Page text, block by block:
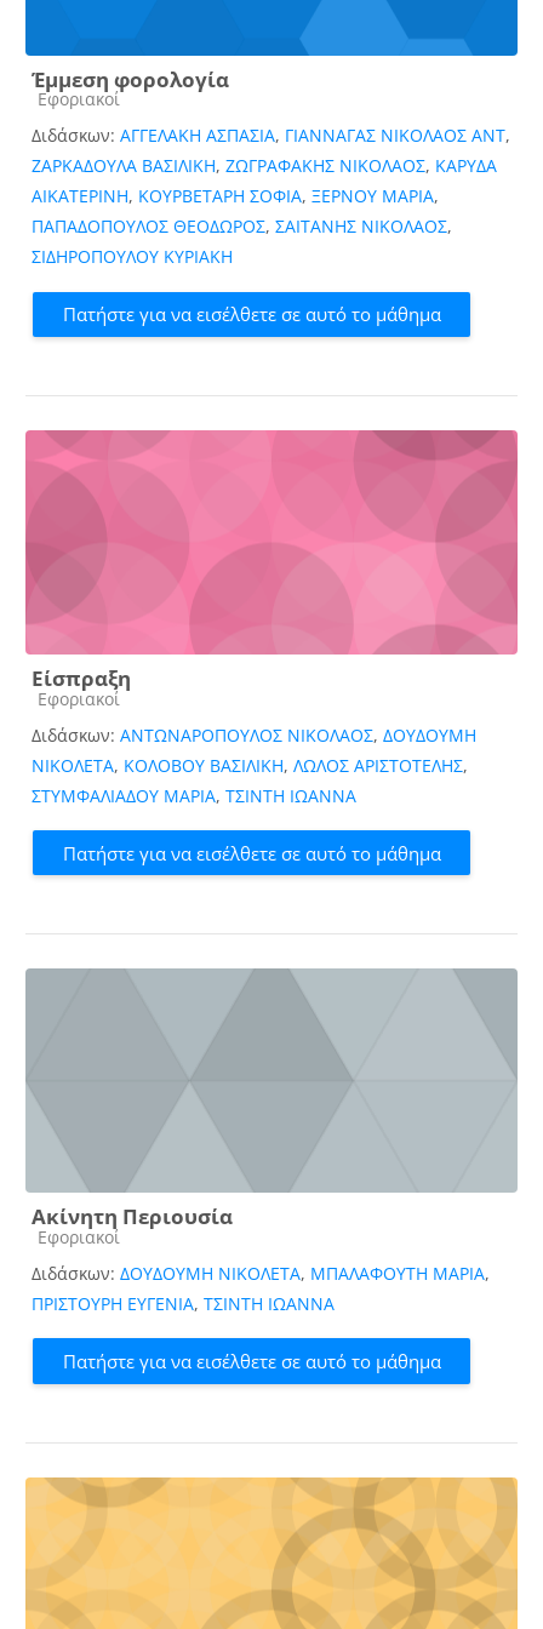
Έμμεση φορολογία
Κατηγορία μαθήματος
Εφοριακοί
Διδάσκων: ΑΓΓΕΛΑΚΗ ΑΣΠΑΣΙΑ, ΓΙΑΝΝΑΓΑΣ ΝΙΚΟΛΑΟΣ ΑΝΤ,
ΖΑΡΚΑΔΟΥΛΑ ΒΑΣΙΛΙΚΗ, ΖΩΓΡΑΦΑΚΗΣ ΝΙΚΟΛΑΟΣ, ΚΑΡΥΔΑ
ΑΙΚΑΤΕΡΙΝΗ, ΚΟΥΡΒΕΤΑΡΗ ΣΟΦΙΑ, ΞΕΡΝΟΥ ΜΑΡΙΑ,
ΠΑΠΑΔΟΠΟΥΛΟΣ ΘΕΟΔΩΡΟΣ, ΣΑΙΤΑΝΗΣ ΝΙΚΟΛΑΟΣ,
ΣΙΔΗΡΟΠΟΥΛΟΥ ΚΥΡΙΑΚΗ
Πατήστε για να εισέλθετε σε αυτό το μάθημα
Είσπραξη
Κατηγορία μαθήματος
Εφοριακοί
Διδάσκων: ΑΝΤΩΝΑΡΟΠΟΥΛΟΣ ΝΙΚΟΛΑΟΣ, ΔΟΥΔΟΥΜΗ
ΝΙΚΟΛΕΤΑ, ΚΟΛΟΒΟΥ ΒΑΣΙΛΙΚΗ, ΛΩΛΟΣ ΑΡΙΣΤΟΤΕΛΗΣ,
ΣΤΥΜΦΑΛΙΑΔΟΥ ΜΑΡΙΑ, ΤΣΙΝΤΗ ΙΩΑΝΝΑ
Πατήστε για να εισέλθετε σε αυτό το μάθημα
Ακίνητη Περιουσία
Κατηγορία μαθήματος
Εφοριακοί
Διδάσκων: ΔΟΥΔΟΥΜΗ ΝΙΚΟΛΕΤΑ, ΜΠΑΛΑΦΟΥΤΗ ΜΑΡΙΑ,
ΠΡΙΣΤΟΥΡΗ ΕΥΓΕΝΙΑ, ΤΣΙΝΤΗ ΙΩΑΝΝΑ
Πατήστε για να εισέλθετε σε αυτό το μάθημα